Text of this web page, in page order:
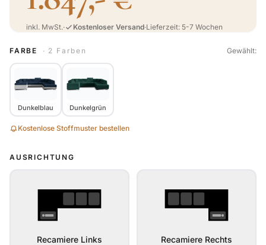
inkl. MwSt.· Kostenloser Versand·Lieferzeit: 5-7 Wochen
FARBE · 2 Farben Gewählt:
Dunkelblau Dunkelgrün
Kostenlose Stoffmuster bestellen
AUSRICHTUNG
Recamiere Links Recamiere Rechts